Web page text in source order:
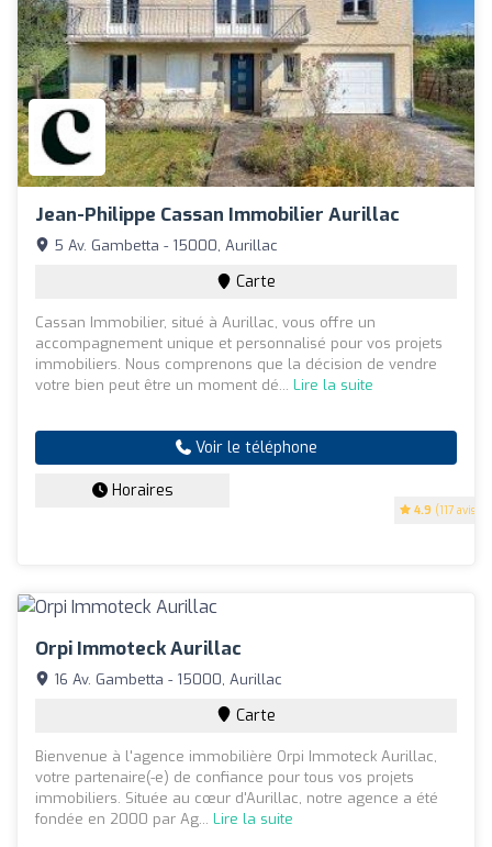
Jean-Philippe Cassan Immobilier Aurillac
4.9 (117 avis)
5 Av. Gambetta - 15000, Aurillac
Carte
Cassan Immobilier, situé à Aurillac, vous offre un
accompagnement unique et personnalisé pour vos projets
immobiliers. Nous comprenons que la décision de vendre
votre bien peut être un moment dé... Lire la suite
Voir le téléphone
Horaires
Orpi Immoteck Aurillac
16 Av. Gambetta - 15000, Aurillac
Carte
Bienvenue à l'agence immobilière Orpi Immoteck Aurillac,
votre partenaire(-e) de confiance pour tous vos projets
immobiliers. Située au cœur d'Aurillac, notre agence a été
fondée en 2000 par Ag... Lire la suite